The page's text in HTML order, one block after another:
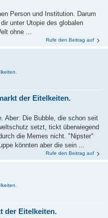
Person und Institution. Darum
unter Utopie des globalen
ohne ...
Rufe den Beitrag auf
der Eitelkeiten.
Aber: Die Bubble, die schon seit
setzt, tickt überwiegend
die Memes nicht. "Nipster"
könnten aber die sein ...
Rufe den Beitrag auf
der Eitelkeiten.